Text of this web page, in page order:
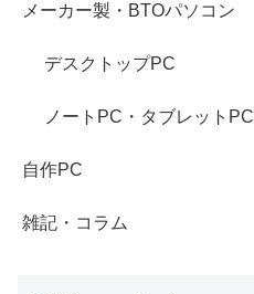
メーカー製・BTOパソコン
デスクトップPC
ノートPC・タブレットPC
自作PC
雑記・コラム